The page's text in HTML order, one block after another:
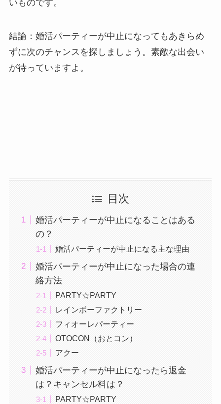
いものです。
結論：婚活パーティーが中止になってもあきらめ
ずに次のチャンスを探しましょう。素敵な出会い
が待っていますよ。
目次
婚活パーティーが中止になることはある
の？
婚活パーティーが中止になる主な理由
婚活パーティーが中止になった場合の連
絡方法
PARTY☆PARTY
レインボーファクトリー
フィオーレパーティー
OTOCON（おとコン）
アクー
婚活パーティーが中止になったら返金
は？キャンセル料は？
PARTY☆PARTY